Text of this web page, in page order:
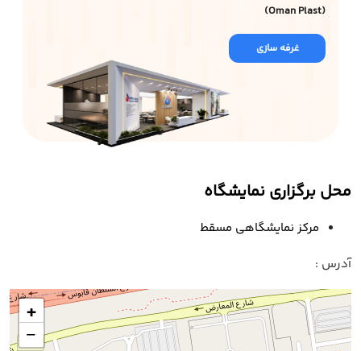
(Oman Plast)
غرفه سازی
محل برگزاری نمایشگاه
مرکز نمایشگاهی مسقط
آدرس :
+
−